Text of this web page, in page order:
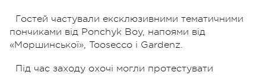
Гостей частували ексклюзивними тематичними
пончиками від Ponchyk Boy, напоями від
«Моршинської», Toosecco і Gardenz.
Під час заходу охочі могли протестувати